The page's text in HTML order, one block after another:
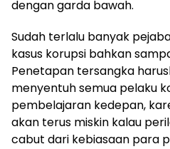
dengan garda bawah.
Sudah terlalu banyak
kasus korupsi bahkan
Penetapan tersangka
menyentuh semua pelaku
pembelajaran kedepan,
akan terus miskin kalau
cabut dari kebiasaan para